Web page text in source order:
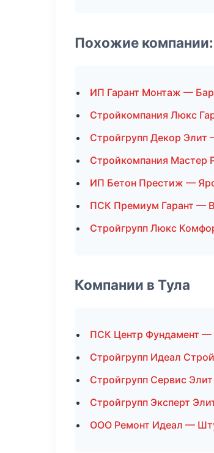
Похожие компании:
ИП Гарант Монтаж —
Стройкомпания Люкс
Стройгрупп Декор Элит
Стройкомпания Мастер
ИП Бетон Престиж —
ПСК Премиум Гарант —
Стройгрупп Люкс
Компании в Тула
ПСК Центр Фундамент —
Стройгрупп Идеал
Стройгрупп Сервис
Стройгрупп Эксперт
ООО Ремонт Идеал —